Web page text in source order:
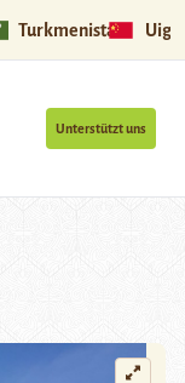
Turkmenistan
Unterstützt uns